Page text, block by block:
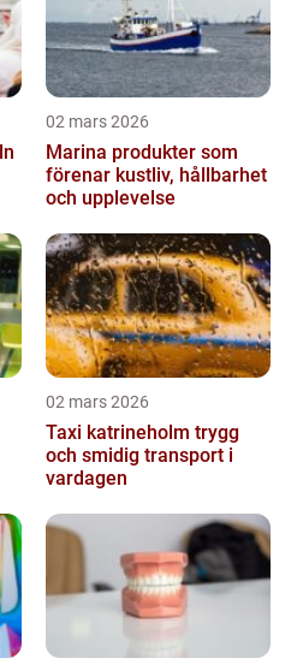
02 mars 2026
Marina produkter som
förenar kustliv, hållbarhet
och upplevelse
02 mars 2026
Taxi katrineholm trygg
och smidig transport i
vardagen